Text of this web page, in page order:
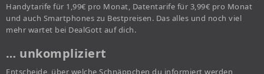
Handytarife für 1,99€ pro Monat, Datentarife für 3,99€ pro Monat
und auch Smartphones zu Bestpreisen. Das alles und noch viel
mehr wartet bei DealGott auf dich.
… unkompliziert
Entscheide, über welche Schnäppchen du informiert werden